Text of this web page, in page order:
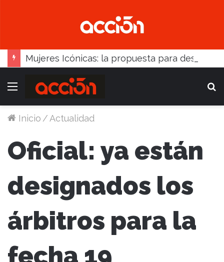
Menú
Inicio /Actualidad
Oficial: ya están
designados los
árbitros para la
fecha 19